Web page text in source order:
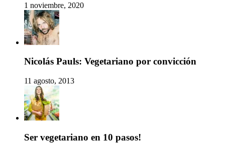
1 noviembre, 2020
Nicolás Pauls: Vegetariano por convicción
11 agosto, 2013
Ser vegetariano en 10 pasos!